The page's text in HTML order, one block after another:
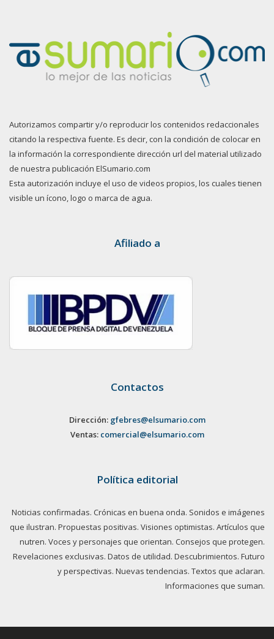
Autorizamos compartir y/o reproducir los contenidos redaccionales
citando la respectiva fuente. Es decir, con la condición de colocar en
la información la correspondiente dirección url del material utilizado
de nuestra publicación ElSumario.com
Esta autorización incluye el uso de videos propios, los cuales tienen
visible un ícono, logo o marca de agua.
Afiliado a
Contactos
Dirección: gfebres@elsumario.com
Ventas: comercial@elsumario.com
Política editorial
Noticias confirmadas. Crónicas en buena onda. Sonidos e imágenes
que ilustran. Propuestas positivas. Visiones optimistas. Artículos que
nutren. Voces y personajes que orientan. Consejos que protegen.
Revelaciones exclusivas. Datos de utilidad. Descubrimientos. Futuro
y perspectivas. Nuevas tendencias. Textos que aclaran.
Informaciones que suman.